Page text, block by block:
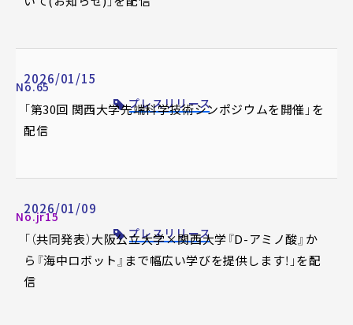
2026/01/15
No.65
プレスリリース
「第30回 関西大学先端科学技術シンポジウムを開催」を
配信
2026/01/09
No.jr15
プレスリリース
「（共同発表）大阪公立大学×関西大学『D-アミノ酸』か
ら『海中ロボット』まで幅広い学びを提供します！」を配
信